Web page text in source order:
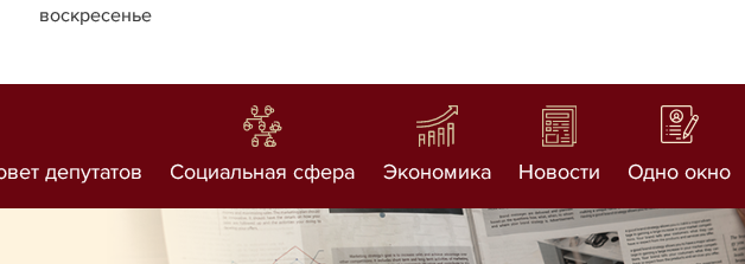
воскресенье
депутатов Социальная сфера Экономика Новости Одно окно